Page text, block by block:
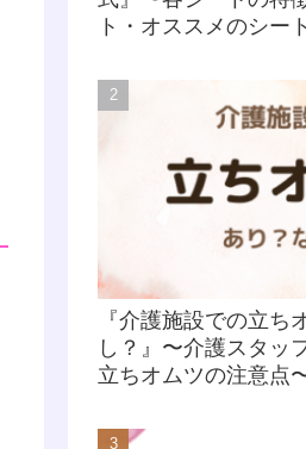
ト・オススメのシー
『介護施設での立ち
し？』〜介護スタッ
立ちオムツの注意点